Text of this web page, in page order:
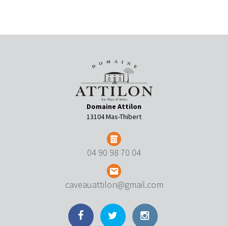
Domaine Attilon
13104 Mas-Thibert
04 90 98 70 04
caveauattilon@gmail.com